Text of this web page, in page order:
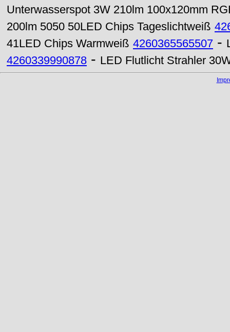
Unterwasserspot 3W 210lm 100x120mm
200lm 5050 50LED Chips Tageslichtweiß
41LED Chips Warmweiß 4260365565507 -
4260339990878 - LED Flutlicht Strahler